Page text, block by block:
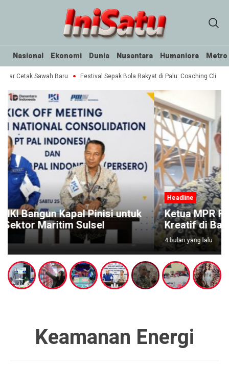
Nasional Ekonomi Dunia Nusantara Humaniora Metro
Cetak Sawah Baru Festival Sepak Bola Rakyat di Palu: Coaching Clinic
Headline
Ketua MPR RI Dukung Inisiatif Ekonomi
Kreatif di Banyumas
Keamanan Energi